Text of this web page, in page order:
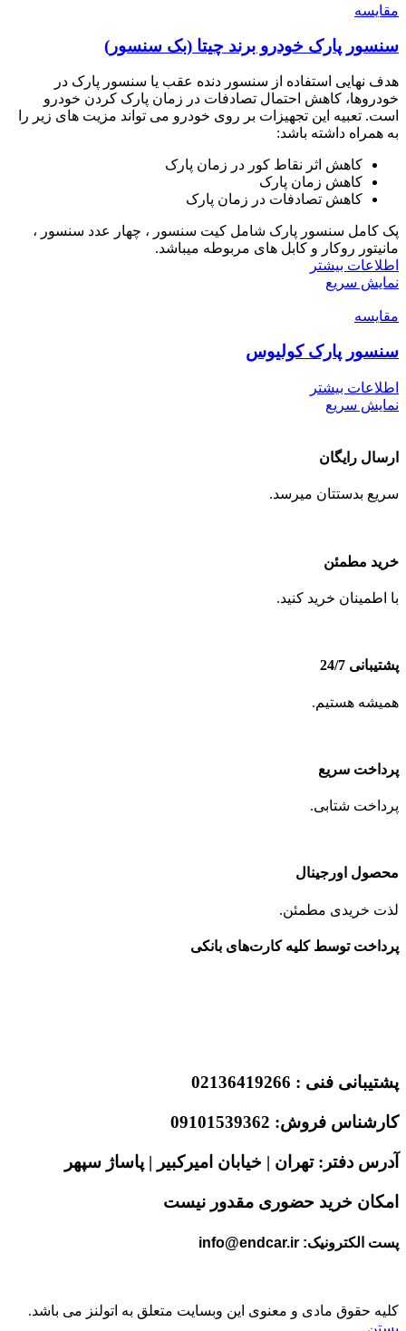
مقايسه
سنسور پارک خودرو برند چیتا (بک سنسور)
هدف نهایی استفاده از سنسور دنده عقب یا سنسور پارک در
خودروها، کاهش احتمال تصادفات در زمان پارک کردن خودرو
است. تعبیه این تجهیزات بر روی خودرو می تواند مزیت های زیر را
به همراه داشته باشد:
کاهش اثر نقاط کور در زمان پارک
کاهش زمان پارک
کاهش تصادفات در زمان پارک
پک کامل سنسور پارک شامل کیت سنسور ، چهار عدد سنسور ،
مانیتور روکار و کابل های مربوطه میباشد.
اطلاعات بیشتر
نمایش سریع
مقايسه
سنسور پارک کولیوس
اطلاعات بیشتر
نمایش سریع
ارسال رایگان
سریع بدستتان میرسد.
خرید مطمئن
با اطمینان خرید کنید.
پشتیبانی 24/7
همیشه هستیم.
پرداخت سریع
پرداخت شتابی.
محصول اورجینال
لذت خریدی مطمئن.
پرداخت توسط کلیه کارت‌های بانکی
پشتیبانی فنی : 02136419266
کارشناس فروش: 09101539362
آدرس دفتر: تهران | خیابان امیرکبیر | پاساژ سپهر
امکان خرید حضوری مقدور نیست
پست الکترونیک: info@endcar.ir
کلیه حقوق مادی و معنوی این وبسایت متعلق به اتولنز می باشد.
بستن